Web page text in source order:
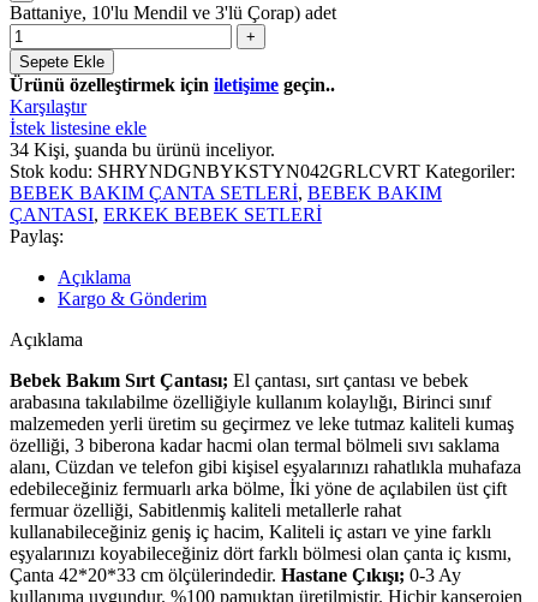
Battaniye, 10'lu Mendil ve 3'lü Çorap) adet
Sepete Ekle
Ürünü özelleştirmek için iletişime geçin..
Karşılaştır
İstek listesine ekle
34 Kişi, şuanda bu ürünü inceliyor.
Stok kodu: SHRYNDGNBYKSTYN042GRLCVRT Kategoriler:
BEBEK BAKIM ÇANTA SETLERİ, BEBEK BAKIM
ÇANTASI, ERKEK BEBEK SETLERİ
Paylaş:
Açıklama
Kargo & Gönderim
Açıklama
Bebek Bakım Sırt Çantası; El çantası, sırt çantası ve bebek
arabasına takılabilme özelliğiyle kullanım kolaylığı, Birinci sınıf
malzemeden yerli üretim su geçirmez ve leke tutmaz kaliteli kumaş
özelliği, 3 biberona kadar hacmi olan termal bölmeli sıvı saklama
alanı, Cüzdan ve telefon gibi kişisel eşyalarınızı rahatlıkla muhafaza
edebileceğiniz fermuarlı arka bölme, İki yöne de açılabilen üst çift
fermuar özelliği, Sabitlenmiş kaliteli metallerle rahat
kullanabileceğiniz geniş iç hacim, Kaliteli iç astarı ve yine farklı
eşyalarınızı koyabileceğiniz dört farklı bölmesi olan çanta iç kısmı,
Çanta 42*20*33 cm ölçülerindedir. Hastane Çıkışı; 0-3 Ay
kullanıma uygundur. %100 pamuktan üretilmiştir. Hiçbir kanserojen